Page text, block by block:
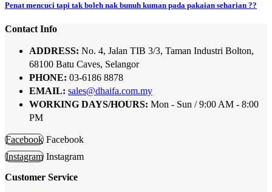
Penat mencuci tapi tak boleh nak bunuh kuman pada pakaian seharian ??
Contact Info
ADDRESS: No. 4, Jalan TIB 3/3, Taman Industri Bolton,
68100 Batu Caves, Selangor
PHONE: 03-6186 8878
EMAIL: sales@dhaifa.com.my
WORKING DAYS/HOURS: Mon - Sun / 9:00 AM - 8:00
PM
Facebook Facebook
Instagram Instagram
Customer Service